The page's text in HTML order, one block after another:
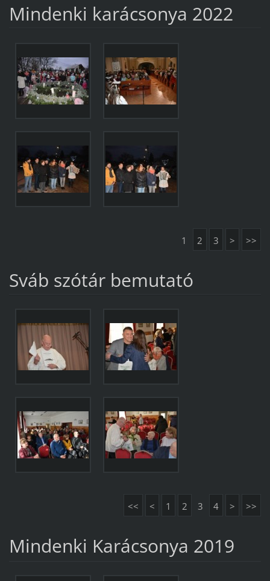
Mindenki karácsonya 2022
1 2 3 > >>
Sváb szótár bemutató
<< < 1 2 3 4 > >>
Mindenki Karácsonya 2019